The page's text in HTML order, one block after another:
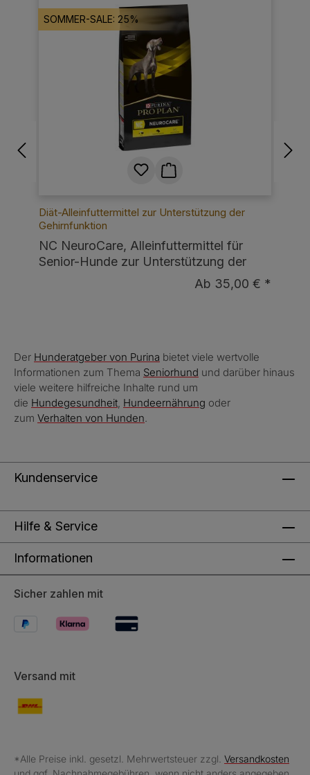
SOMMER-SALE: 25%
Diät-Alleinfuttermittel zur Unterstützung der
Gehirnfunktion
NC NeuroCare, Alleinfuttermittel für
Senior-Hunde zur Unterstützung der
Ab 35,00 € *
Der Hunderatgeber von Purina bietet viele wertvolle
Informationen zum Thema Seniorhund und darüber hinaus
viele weitere hilfreiche Inhalte rund um
die Hundegesundheit Hundeernährung oder
zum Verhalten von Hunden.
Kundenservice
Hilfe & Service
Informationen
*Alle Preise inkl. gesetzl. Mehrwertsteuer zzgl. Versandkosten
Sicher zahlen mit
Versand mit